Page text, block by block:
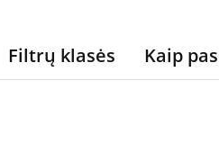
Filtrų klasės Kaip